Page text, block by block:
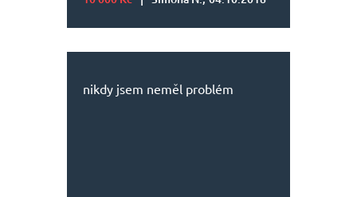
nikdy jsem neměl problém